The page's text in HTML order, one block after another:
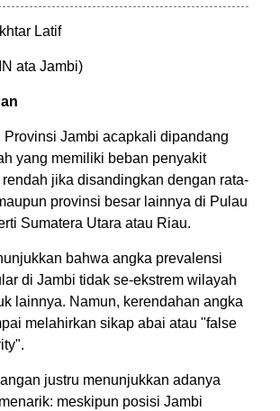
Latif
ata Jambi)
Provinsi Jambi acapkali dipandang
yang memiliki beban penyakit
jika disandingkan dengan rata-
provinsi besar lainnya di Pulau
Sumatera Utara atau Riau.
bahwa angka prevalensi
di Jambi tidak se-ekstrem wilayah
lainnya. Namun, kerendahan angka
melahirkan sikap abai atau "false
justru menunjukkan adanya
meskipun posisi Jambi